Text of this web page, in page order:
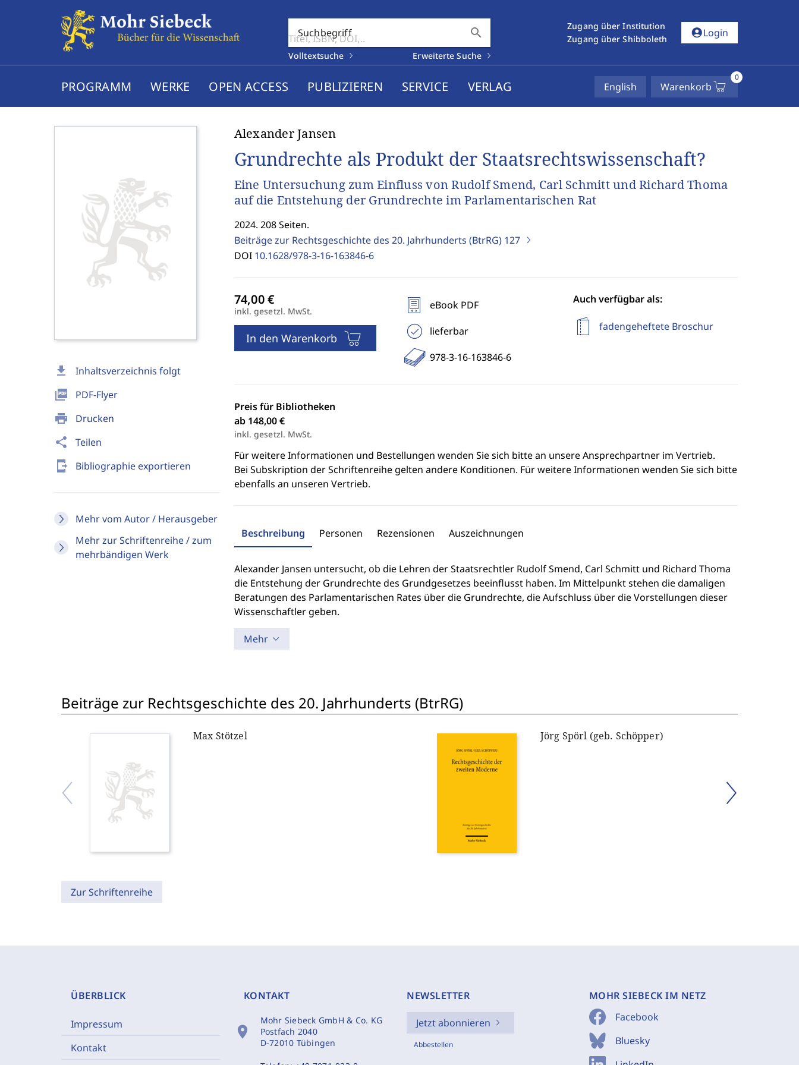
Suchbegriff search
Volltextsuche Erweiterte Suche
Zugang über Institution
Zugang über Shibboleth
account_circleLogin
PROGRAMM WERKE OPEN ACCESS PUBLIZIEREN SERVICE VERLAG English Warenkorb
0
download Inhaltsverzeichnis folgt
picture_as_pdf PDF-Flyer
print Drucken
share Teilen
send_to_mobile Bibliographie exportieren
Mehr vom Autor / Herausgeber
Mehr zur Schriftenreihe / zum
mehrbändigen Werk
Alexander Jansen
Grundrechte als Produkt der Staatsrechtswissenschaft?
Eine Untersuchung zum Einfluss von Rudolf Smend, Carl Schmitt und Richard Thoma
auf die Entstehung der Grundrechte im Parlamentarischen Rat
2024. 208 Seiten.
Beiträge zur Rechtsgeschichte des 20. Jahrhunderts (BtrRG) 127
DOI 10.1628/978-3-16-163846-6
inkl. gesetzl. MwSt.
In den Warenkorb
eBook PDF
lieferbar
978-3-16-163846-6
Auch verfügbar als:
fadengeheftete Broschur
Preis für Bibliotheken
ab 148,00 €
inkl. gesetzl. MwSt.
Für weitere Informationen und Bestellungen wenden Sie sich bitte an unsere Ansprechpartner im Vertrieb.
Bei Subskription der Schriftenreihe gelten andere Konditionen. Für weitere Informationen wenden Sie sich bitte
ebenfalls an unseren Vertrieb.
Beschreibung Personen Rezensionen Auszeichnungen
Alexander Jansen untersucht, ob die Lehren der Staatsrechtler Rudolf Smend, Carl Schmitt und Richard Thoma
die Entstehung der Grundrechte des Grundgesetzes beeinflusst haben. Im Mittelpunkt stehen die damaligen
Beratungen des Parlamentarischen Rates über die Grundrechte, die Aufschluss über die Vorstellungen dieser
Wissenschaftler geben.
Mehr
Beiträge zur Rechtsgeschichte des 20. Jahrhunderts (BtrRG)
Max Stötzel Jörg Spörl (geb. Schöpper)
Zur Schriftenreihe
ÜBERBLICK
Impressum
Kontakt
KONTAKT
location_on
Mohr Siebeck GmbH & Co. KG
Postfach 2040
D-72010 Tübingen
NEWSLETTER
Jetzt abonnieren
Abbestellen
MOHR SIEBECK IM NETZ
Facebook
Bluesky